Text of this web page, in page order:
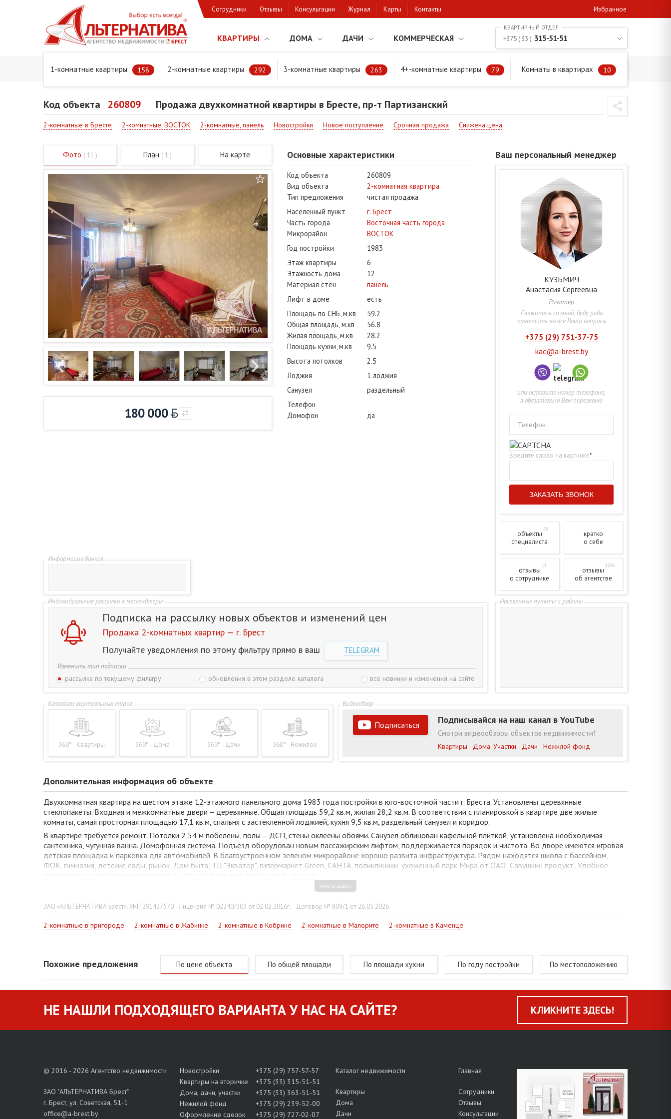
Сотрудники Отзывы Консультации Журнал Карты Контакты Избранное
КВАРТИРЫ ДОМА ДАЧИ КОММЕРЧЕСКАЯ
1-комнатные квартиры 158 2-комнатные квартиры 292 3-комнатные квартиры 263 4+-комнатные квартиры 79 Комнаты в квартирах 10
+375 ( 33 ) 315-51-51
Главная Предложения Квартиры Продажа двухкомнатной квартиры в Бресте, пр-т Партизанский
Код объекта 260809 Продажа двухкомнатной квартиры в Бресте, пр-т Партизанский
2-комнатные в Бресте 2-комнатные, ВОСТОК 2-комнатные, панель Новостройки Новое поступление Срочная продажа Снижена цена
Фото ( 11 ) План ( 1 ) На карте
180 000
Основные характеристики
Код объекта
260809
Вид объекта
2-комнатная квартира
Тип предложения
чистая продажа
Населенный пункт
г. Брест
Часть города
Восточная часть города
Микрорайон
ВОСТОК
Год постройки
1983
Этаж квартиры
6
Этажность дома
12
Материал стен
панель
Лифт в доме
есть
Площадь по СНБ, м.кв
59.2
Общая площадь, м.кв
56.8
Жилая площадь, м.кв
28.2
Площадь кухни, м.кв
9.5
Высота потолков
2.5
Лоджия
1 лоджия
Санузел
раздельный
Телефон
Домофон
да
Ваш персональный менеджер
КУЗЬМИЧ
Анастасия Сергеевна
Риэлтер
Свяжитесь со мной, буду рада
ответить на все Ваши вопросы
+375 (29) 751-37-75
kac@a-brest.by
или оставьте номер телефона,
я обязательно Вам перезвоню
Телефон
Введите слово на картинке*
объекты
28
специалиста
кратко
о себе
отзывы
13
о сотруднике
отзывы
1296
об агентстве
Подписка на рассылку новых объектов и изменений цен
Продажа 2-комнатных квартир — г. Брест
Получайте уведомления по этому фильтру прямо в ваш
TELEGRAM
Изменить тип подписки
рассылка по текущему фильтру обновления в этом разделе каталога все новинки и изменения на сайте
360° - Квартиры 360° - Дома 360° - Дачи 360° - Нежилое
Подписаться Подписывайся на наш канал в YouTube
Смотри видеообзоры объектов недвижимости!
Квартиры Дома. Участки Дачи Нежилой фонд
Дополнительная информация об объекте
Двухкомнатная квартира на шестом этаже 12-этажного панельного дома 1983 года постройки в юго-восточной части г. Бреста. Установлены деревянные
стеклопакеты. Входная и межкомнатные двери – деревянные. Общая площадь 59,2 кв.м, жилая 28,2 кв.м. В соответствии с планировкой в квартире две жилые
комнаты, самая просторная площадью 17,1 кв.м, спальня с застекленной лоджией, кухня 9,5 кв.м, раздельный санузел и коридор.
В квартире требуется ремонт. Потолки 2,54 м побелены, полы – ДСП, стены оклеены обоями. Санузел облицован кафельной плиткой, установлена необходимая
сантехника, чугунная ванна. Домофонная система. Подъезд оборудован новым пассажирским лифтом, поддерживается порядок и чистота. Во дворе имеются игровая
детская площадка и парковка для автомобилей. В благоустроенном зеленом микрорайоне хорошо развита инфраструктура. Рядом находятся школа с бассейном,
ФОК, гимназия, детские сады, рынок, Дом быта, ТЦ "Экватор", гипермаркет Green, САНТА, поликлиники, ухоженный парк Мира от ОАО "Савушкин продукт". Удобное
читать далее
ЗАО «АЛЬТЕРНАТИВА Брест». УНП 291427570 Лицензия № 02240/303 от 02.02.2016г. Договор № 809/1 от 26.05.2026
2-комнатные в пригороде 2-комнатные в Жабинке 2-комнатные в Кобрине 2-комнатные в Малорите 2-комнатные в Каменце
Похожие предложения По цене объекта По общей площади По площади кухни По году постройки По местоположению
НЕ НАШЛИ ПОДХОДЯЩЕГО ВАРИАНТА У НАС НА САЙТЕ? КЛИКНИТЕ ЗДЕСЬ!
© 2016 - 2026 Агентство недвижимости
ЗАО "АЛЬТЕРНАТИВА Брест"
г. Брест, ул. Советская, 51-1
office@a-brest.by
Новостройки
+375 (29) 757-57-57
Квартиры на вторичке
+375 (33) 315-51-51
Дома, дачи, участки
+375 (33) 363-51-51
Нежилой фонд
+375 (29) 239-52-00
Оформление сделок
+375 (29) 727-02-07
Каталог недвижимости
Квартиры
Дома
Дачи
Главная
Сотрудники
Отзывы
Консультации